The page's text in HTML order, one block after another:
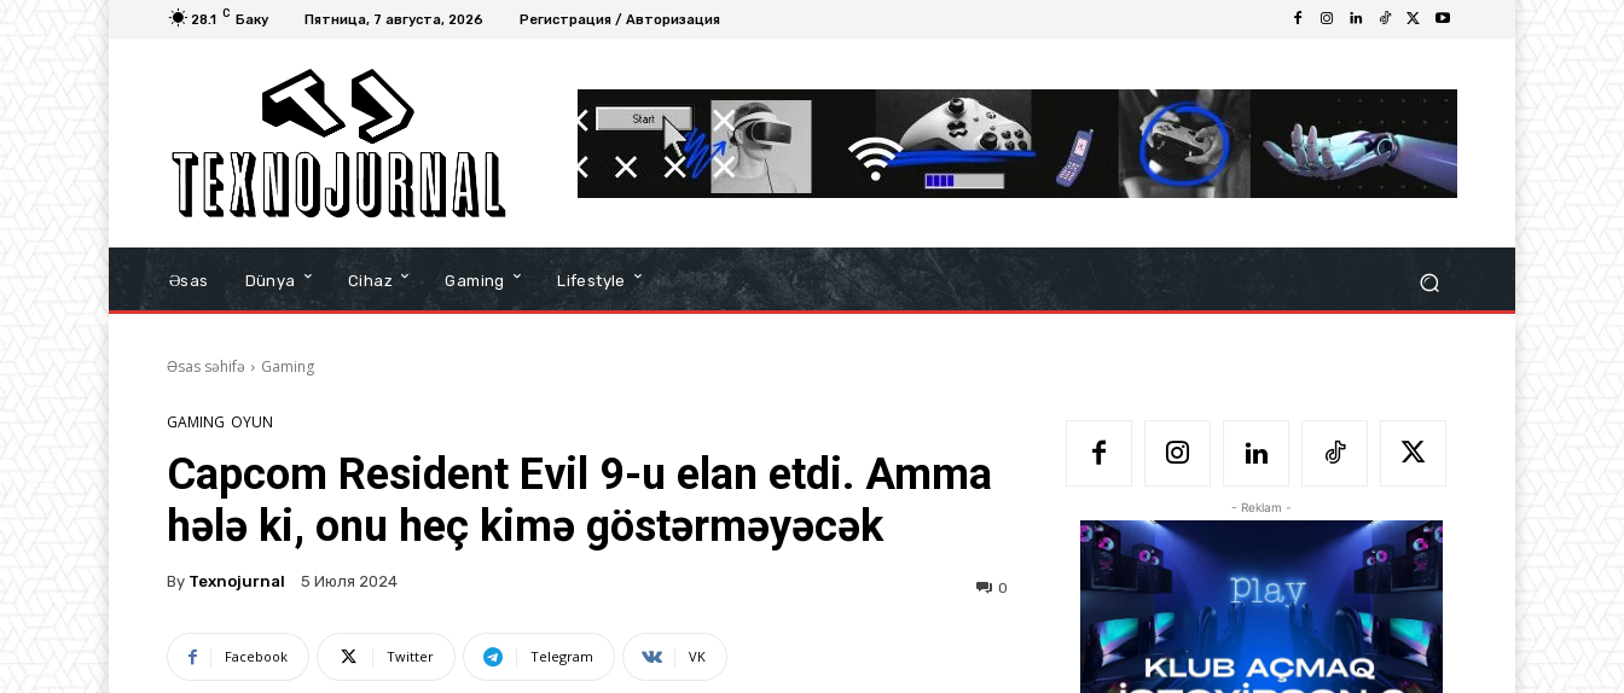
28.1 C Баку Пятница, 7 августа, 2026 Регистрация / Авторизация
Əsas Dünya Cihaz Gaming Lifestyle
Əsas səhifə Gaming
GAMING OYUN
Capcom Resident Evil 9-u elan etdi. Amma
hələ ki, onu heç kimə göstərməyəcək
By Texnojurnal 5 Июля 2024 0
Facebook Twitter Telegram VK
- Reklam -